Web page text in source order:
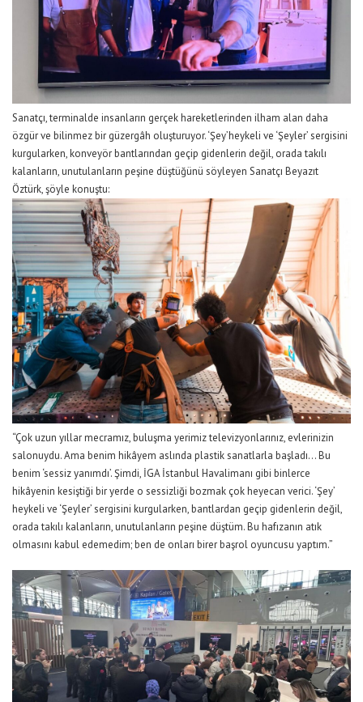
Sanatçı,terminalde insanların gerçek hareketlerinden ilham alan daha
özgür ve bilinmez bir güzergâh oluşturuyor.‘Şey’heykeli ve ‘Şeyler’sergisini
kurgularken,konveyör bantlarından geçip gidenlerin değil, orada takılı
kalanların, unutulanların peşine düştüğünü söyleyen Sanatçı Beyazıt
Öztürk,şöyle konuştu:
“Çok uzun yıllar mecramız, buluşma yerimiztelevizyonlarınız, evlerinizin
salonuydu. Ama benim hikâyem aslında plastik sanatlarla başladı… Bu
benim ‘sessiz yanımdı’. Şimdi, İGA İstanbul Havalimanı gibi binlerce
hikâyenin kesiştiği bir yerde o sessizliği bozmak çok heyecan verici. ‘Şey’
heykeli ve ‘Şeyler’ sergisini kurgularken, bantlardan geçip gidenlerin değil,
orada takılı kalanların, unutulanların peşine düştüm. Bu hafızanın atık
olmasını kabul edemedim; ben de onları birer başrol oyuncusu yaptım.”